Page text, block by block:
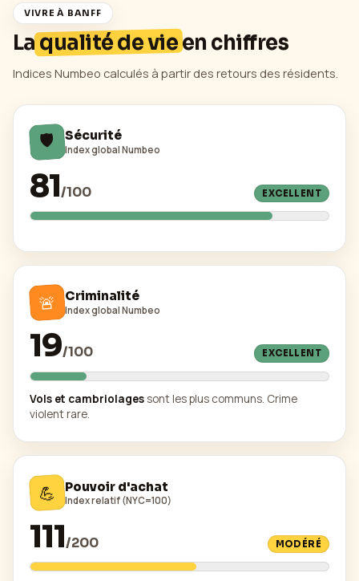
VIVRE À BANFF
Laqualité de vieen chiffres
Indices Numbeo calculés à partir des retours des résidents.
🛡️ Sécurité
Index global Numbeo
81/100 EXCELLENT
🚨 Criminalité
Index global Numbeo
19/100 EXCELLENT
Vols et cambriolages sont les plus communs. Crime
violent rare.
💪 Pouvoir d'achat
Index relatif (NYC=100)
111/200 MODÉRÉ